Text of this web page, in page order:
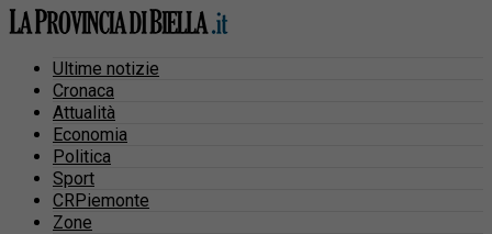
Ultime notizie
Cronaca
Attualità
Economia
Politica
Sport
CRPiemonte
Zone